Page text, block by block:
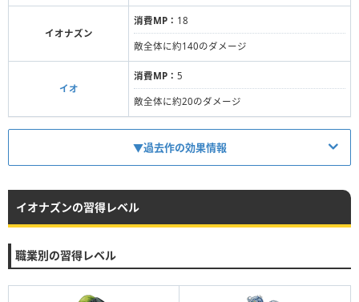
イオナズン
消費MP： 18
敵全体に約140のダメージ
イオ
消費MP： 5
敵全体に約20のダメージ
▼過去作の効果情報
系統 イオ系
イオナズンの習得レベル
職業別の習得レベル